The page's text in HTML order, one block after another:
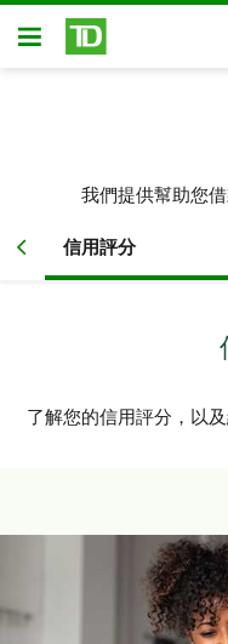
略過進入主要內容
開放式房屋貸款
我們提供幫助您
信用評分
了解您的信用評分，以